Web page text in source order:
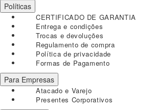
Políticas
CERTIFICADO DE GARANTIA
Entrega e condições
Trocas e devoluções
Regulamento de compra
Política de privacidade
Formas de Pagamento
Para Empresas
Atacado e Varejo
Presentes Corporativos